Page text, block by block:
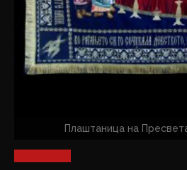
Плаштаница на